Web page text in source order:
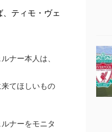
ティモ・ヴェ
ナー本人は、
てほしいもの
ナーをモニタ